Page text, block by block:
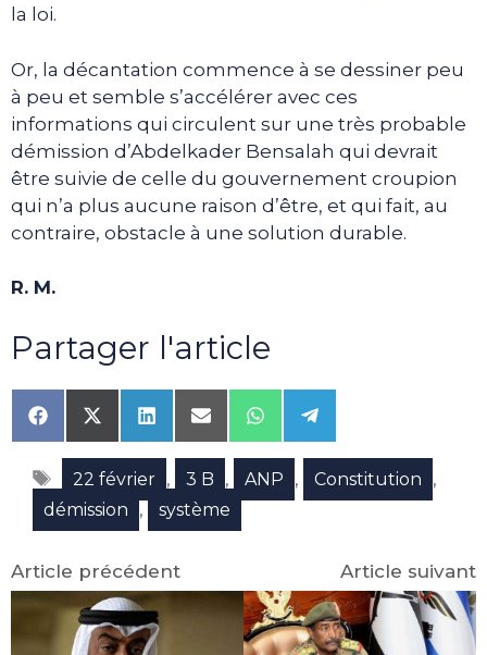
la loi.
Or, la décantation commence à se dessiner peu
à peu et semble s’accélérer avec ces
informations qui circulent sur une très probable
démission d’Abdelkader Bensalah qui devrait
être suivie de celle du gouvernement croupion
qui n’a plus aucune raison d’être, et qui fait, au
contraire, obstacle à une solution durable.
R. M.
Partager l'article
Share
on
Facebook
Share
on
X
(Twitter)
Share
on
LinkedIn
Share
on
Email
Share
on
WhatsApp
Share
on
Telegram
Étiquettes
22 février , 3 B , ANP , Constitution ,
démission , système
Article précédent Article suivant